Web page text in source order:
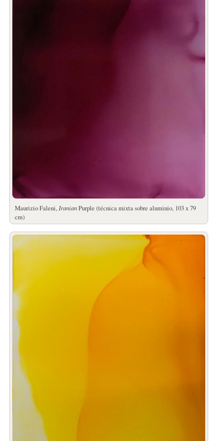
Maurizio Faleni,IranianPurple (técnica mixta sobre aluminio, 103 x 79
cm)